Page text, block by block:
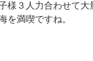
様３人力合わせて大
を満喫ですね。